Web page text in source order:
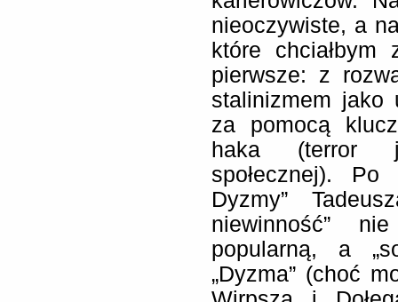
nieoczywiste, a
które chciałbym
pierwsze: z
stalinizmem jako
za pomocą
haka (terror
społecznej).
Dyzmy”
niewinność”
popularną, a
„Dyzma” (choć